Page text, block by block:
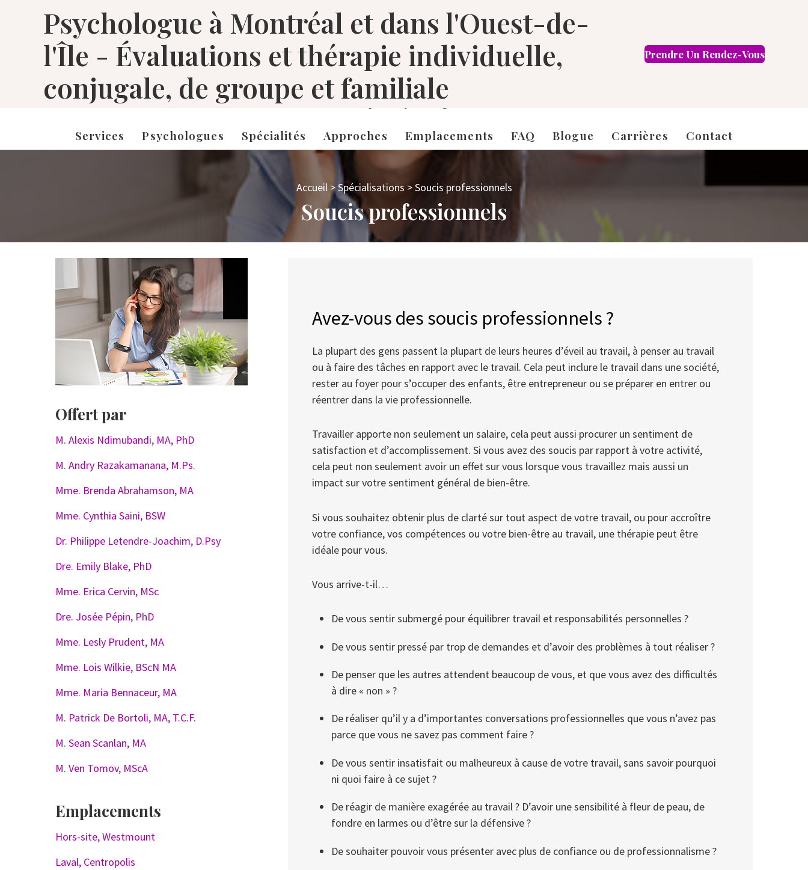
Psychologue à Montréal et dans l'Ouest-de-
l'Île - Évaluations et thérapie individuelle,
conjugale, de groupe et familiale
Prendre Un Rendez-Vous
Services Psychologues Spécialités Approches Emplacements FAQ Blogue Carrières Contact
Accueil>Spécialisations >Soucis professionnels
Soucis professionnels
Offert par
M. Alexis Ndimubandi, MA, PhD
M. Andry Razakamanana, M.Ps.
Mme. Brenda Abrahamson, MA
Mme. Cynthia Saini, BSW
Dr. Philippe Letendre-Joachim, D.Psy
Dre. Emily Blake, PhD
Mme. Erica Cervin, MSc
Dre. Josée Pépin, PhD
Mme. Lesly Prudent, MA
Mme. Lois Wilkie, BScN MA
Mme. Maria Bennaceur, MA
M. Patrick De Bortoli, MA, T.C.F.
M. Sean Scanlan, MA
M. Ven Tomov, MScA
Emplacements
Hors-site, Westmount
Laval, Centropolis
Avez-vous des soucis professionnels ?
La plupart des gens passent la plupart de leurs heures d’éveil au travail, à penser au travail
ou à faire des tâches en rapport avec le travail. Cela peut inclure le travail dans une société,
rester au foyer pour s’occuper des enfants, être entrepreneur ou se préparer en entrer ou
réentrer dans la vie professionnelle.
Travailler apporte non seulement un salaire, cela peut aussi procurer un sentiment de
satisfaction et d’accomplissement. Si vous avez des soucis par rapport à votre activité,
cela peut non seulement avoir un effet sur vous lorsque vous travaillez mais aussi un
impact sur votre sentiment général de bien-être.
Si vous souhaitez obtenir plus de clarté sur tout aspect de votre travail, ou pour accroître
votre confiance, vos compétences ou votre bien-être au travail, une thérapie peut être
idéale pour vous.
Vous arrive-t-il…
De vous sentir submergé pour équilibrer travail et responsabilités personnelles ?
De vous sentir pressé par trop de demandes et d’avoir des problèmes à tout réaliser ?
De penser que les autres attendent beaucoup de vous, et que vous avez des difficultés
à dire « non » ?
De réaliser qu’il y a d’importantes conversations professionnelles que vous n’avez pas
parce que vous ne savez pas comment faire ?
De vous sentir insatisfait ou malheureux à cause de votre travail, sans savoir pourquoi
ni quoi faire à ce sujet ?
De réagir de manière exagérée au travail ? D’avoir une sensibilité à fleur de peau, de
fondre en larmes ou d’être sur la défensive ?
De souhaiter pouvoir vous présenter avec plus de confiance ou de professionnalisme ?